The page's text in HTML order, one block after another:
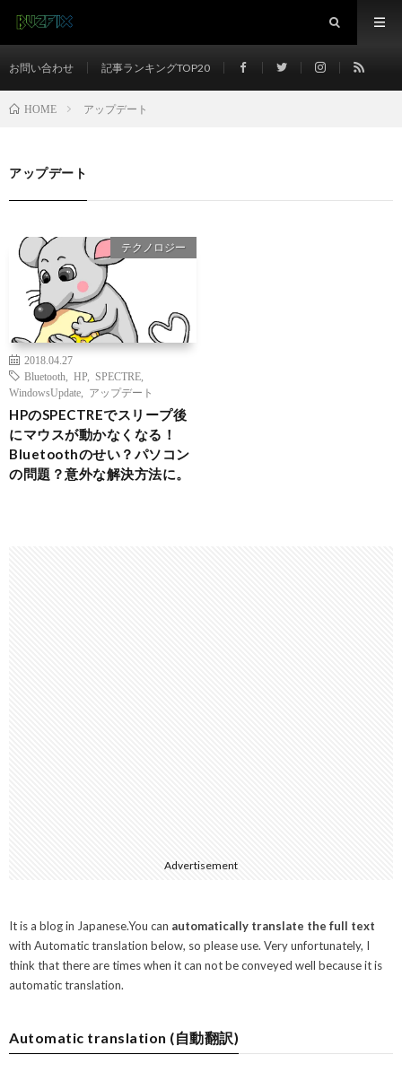
お問い合わせ 記事ランキングTOP20
HOME アップデート
アップデート
テクノロジー
2018.04.27
Bluetooth
HP SPECTRE
WindowsUpdate
アップデート
HPのSPECTREでスリープ後
にマウスが動かなくなる！
Bluetoothのせい？パソコン
の問題？意外な解決方法に。
Advertisement
It is a blog in Japanese.You can automatically translate the full text
with Automatic translation below, so please use. Very unfortunately, I
think that there are times when it can not be conveyed well because it is
automatic translation.
Automatic translation (自動翻訳)